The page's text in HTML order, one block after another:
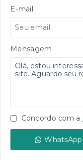
E-mail
Mensagem
Concordo com a
WhatsApp